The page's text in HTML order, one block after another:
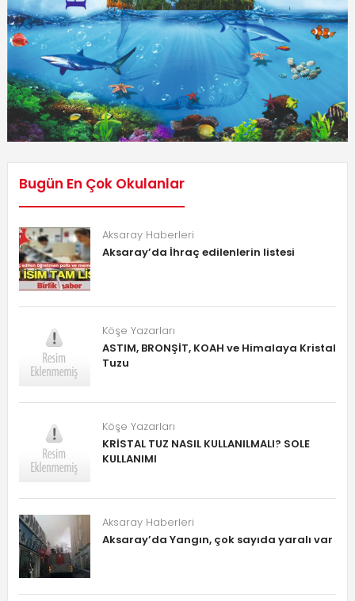
Bugün En Çok Okulanlar
Aksaray Haberleri
Aksaray’da İhraç edilenlerin listesi
Köşe Yazarları
ASTIM, BRONŞİT, KOAH ve Himalaya Kristal
Tuzu
Köşe Yazarları
KRİSTAL TUZ NASIL KULLANILMALI? SOLE
KULLANIMI
Aksaray Haberleri
Aksaray’da Yangın, çok sayıda yaralı var